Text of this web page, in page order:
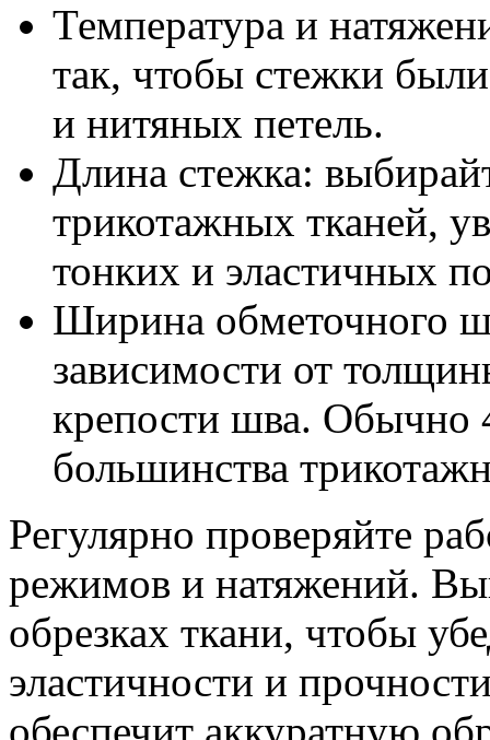
Температура и
так, чтобы стежки
и нитяных петель.
Длина стежка:
трикотажных тканей,
тонких и эластичных
Ширина обметочного
зависимости от
крепости шва. Обычно
большинства
Регулярно проверяйте
режимов и натяжений.
обрезках ткани, чтобы
эластичности и